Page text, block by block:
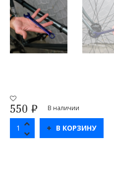
550 ₽ В наличии
В КОРЗИНУ